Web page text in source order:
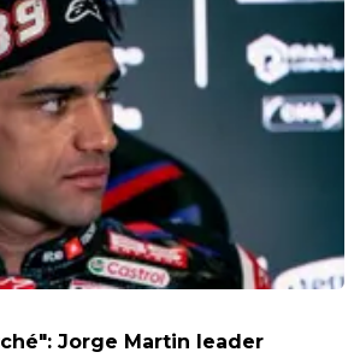
Jorge Martin leader